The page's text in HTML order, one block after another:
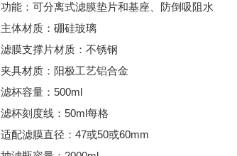
功能：可分离式滤膜垫片和基座、防倒吸阻水
主体材质：硼硅玻璃
滤膜支撑片材质：不锈钢
夹具材质：阳极工艺铝合金
滤杯容量：500ml
滤杯刻度线：50ml每格
适配滤膜直径：47或50或60mm